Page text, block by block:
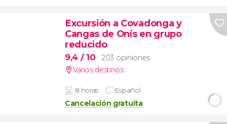
Excursión a Covadonga y
Cangas de Onís en grupo
reducido
9,4 / 10
203 opiniones
Varios destinos
8 horas Español
Cancelación gratuita